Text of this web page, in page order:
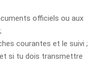
officiels ou aux
courantes et le suivi ;
si tu dois transmettre